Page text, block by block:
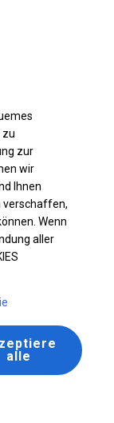
BESTSELLER
zu
zur
wir
Ihnen
verschaffen,
Wenn
aller
alle